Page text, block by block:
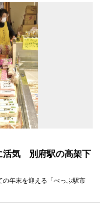
活気 別府駅の高架下
年末を迎える「べっぷ駅市